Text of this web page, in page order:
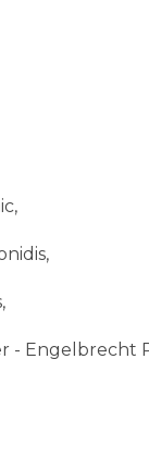
- Engelbrecht